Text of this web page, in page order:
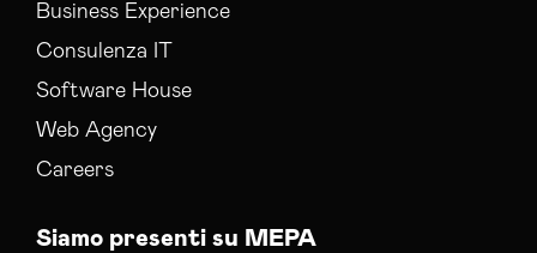
Business Experience
Consulenza IT
Software House
Web Agency
Careers
Siamo presenti su MEPA